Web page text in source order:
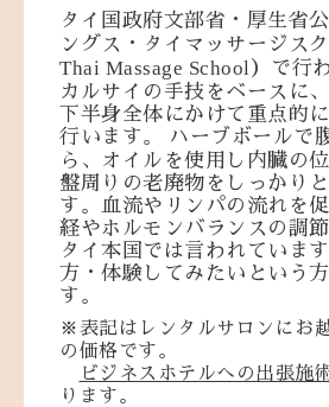
タイ国政府文部省・厚生省
ングス・タイマッサージス
Thai Massage School）で行
カルサイの手技をベースに
下半身全体にかけて重点的
行います。
ハーブボールで
ら、オイルを使用し内臓の
盤周りの老廃物をしっかり
す。血流やリンパの流れを
経やホルモンバランスの調
タイ本国では言われていま
方・体験してみたいという
す。
※表記はレンタルサロンにお
の価格です。
ビジネスホテルへの出張施
ります。